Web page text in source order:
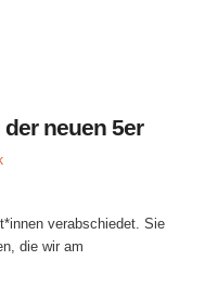
neuen 5er
verabschiedet. Sie
die wir am